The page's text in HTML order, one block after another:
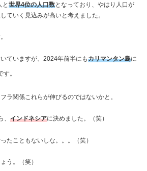
と 世界4位の人口数となっており、やはり人口が
ていく見込みが高いと考えました。
ていますが、2024年前半にもカリマンタン島に
。
ラ関係これらが伸びるのではないかと。
インドネシアに決めました。（笑）
たこともないしな。。。（笑）
う。（笑）